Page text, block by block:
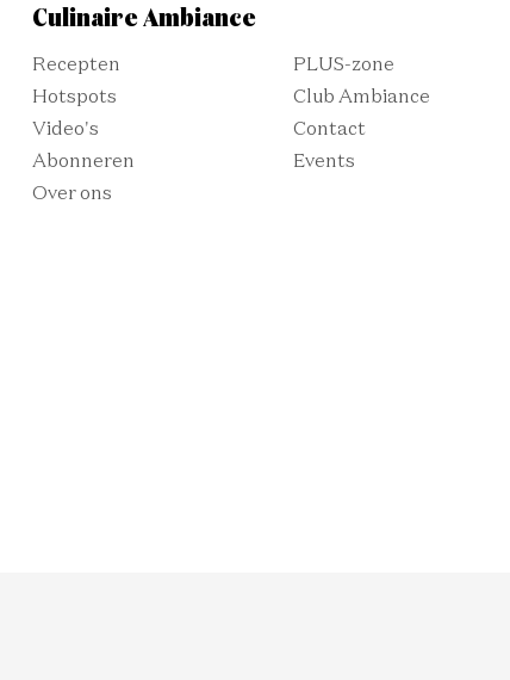
Culinaire Ambiance
Recepten
Hotspots
Video's
Abonneren
Over ons
PLUS-zone
Club Ambiance
Contact
Events